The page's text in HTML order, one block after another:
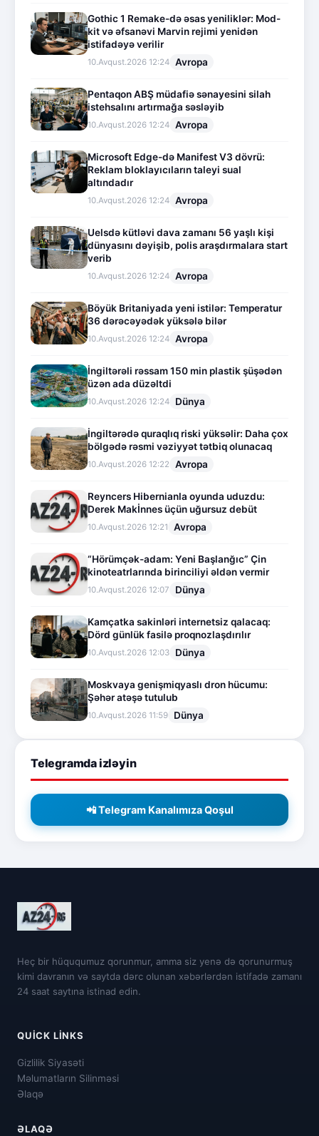
Gothic 1 Remake-də əsas yeniliklər: Mod-
kit və əfsanəvi Marvin rejimi yenidən
istifadəyə verilir
10.Avqust.2026 12:24 Avropa
Pentaqon ABŞ müdafiə sənayesini silah
istehsalını artırmağa səsləyib
10.Avqust.2026 12:24 Avropa
Microsoft Edge-də Manifest V3 dövrü:
Reklam bloklayıcıların taleyi sual
altındadır
10.Avqust.2026 12:24 Avropa
Uelsdə kütləvi dava zamanı 56 yaşlı kişi
dünyasını dəyişib, polis araşdırmalara start
verib
10.Avqust.2026 12:24 Avropa
Böyük Britaniyada yeni istilər: Temperatur
36 dərəcəyədək yüksələ bilər
10.Avqust.2026 12:24 Avropa
İngiltərəli rəssam 150 min plastik şüşədən
üzən ada düzəltdi
10.Avqust.2026 12:24 Dünya
İngiltərədə quraqlıq riski yüksəlir: Daha çox
bölgədə rəsmi vəziyyət tətbiq olunacaq
10.Avqust.2026 12:22 Avropa
Reyncers Hibernianla oyunda uduzdu:
Derek Makİnnes üçün uğursuz debüt
10.Avqust.2026 12:21 Avropa
“Hörümçək-adam: Yeni Başlanğıc” Çin
kinoteatrlarında birinciliyi əldən vermir
10.Avqust.2026 12:07 Dünya
Kamçatka sakinləri internetsiz qalacaq:
Dörd günlük fasilə proqnozlaşdırılır
10.Avqust.2026 12:03 Dünya
Moskvaya genişmiqyaslı dron hücumu:
Şəhər atəşə tutulub
10.Avqust.2026 11:59 Dünya
Telegramda izləyin
📲 Telegram Kanalımıza Qoşul
Heç bir hüququmuz qorunmur, amma siz yenə də qorunurmuş
kimi davranın və saytda dərc olunan xəbərlərdən istifadə zamanı
24 saat saytına istinad edin.
QUICK LINKS
Gizlilik Siyasəti
Məlumatların Silinməsi
Əlaqə
ƏLAQƏ